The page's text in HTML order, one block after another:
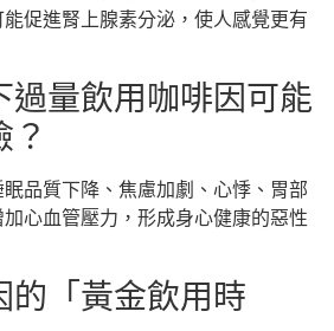
促進腎上腺素分泌，使人感覺更有
過量飲用咖啡因可能
？
品質下降、焦慮加劇、心悸、胃部
心血管壓力，形成身心健康的惡性
的「黃金飲用時